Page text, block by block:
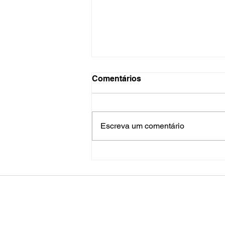
Jaguariaíva
Comentários
Escreva um comentário